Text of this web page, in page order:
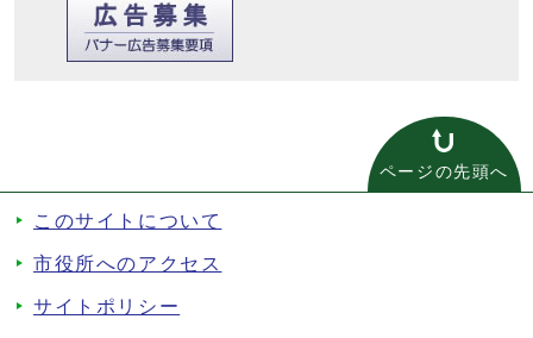
ページの先頭へ
このサイトについて
市役所へのアクセス
サイトポリシー